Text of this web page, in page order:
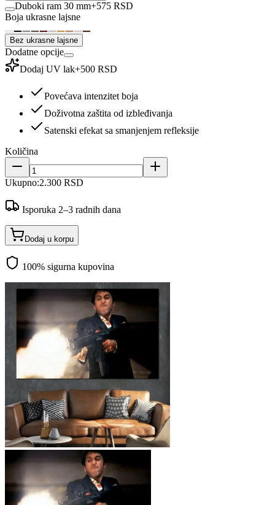
Duboki ram 30 mm+575 RSD
Boja ukrasne lajsne
Bez ukrasne lajsne
Dodatne opcije
Dodaj UV lak+500 RSD
Povećava intenzitet boja
Doživotna zaštita od izbleđivanja
Satenski efekat sa smanjenjem refleksije
Količina
Ukupno:2.300 RSD
Isporuka 2–3 radnih dana
Dodaj u korpu
100% sigurna kupovina